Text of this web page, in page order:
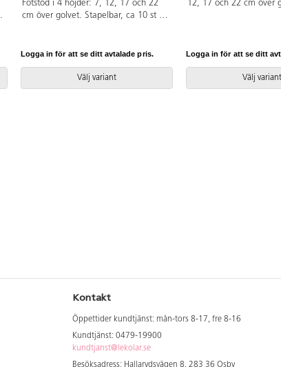
Fotstöd i 4 höjder: 7, 12, 17 och 22
cm över golvet. Stapelbar, ca 10 st på
Logga in för att se ditt avtalade pris.
Välj variant
12, 17 och 22 cm över
Logga in för att se ditt
Välj variant
Kontakt
Öppettider kundtjänst: mån-tors 8-17, fre 8-16
Kundtjänst: 0479-19900
kundtjanst@lekolar.se
Besöksadress: Hallarydsvägen 8, 283 36 Osby